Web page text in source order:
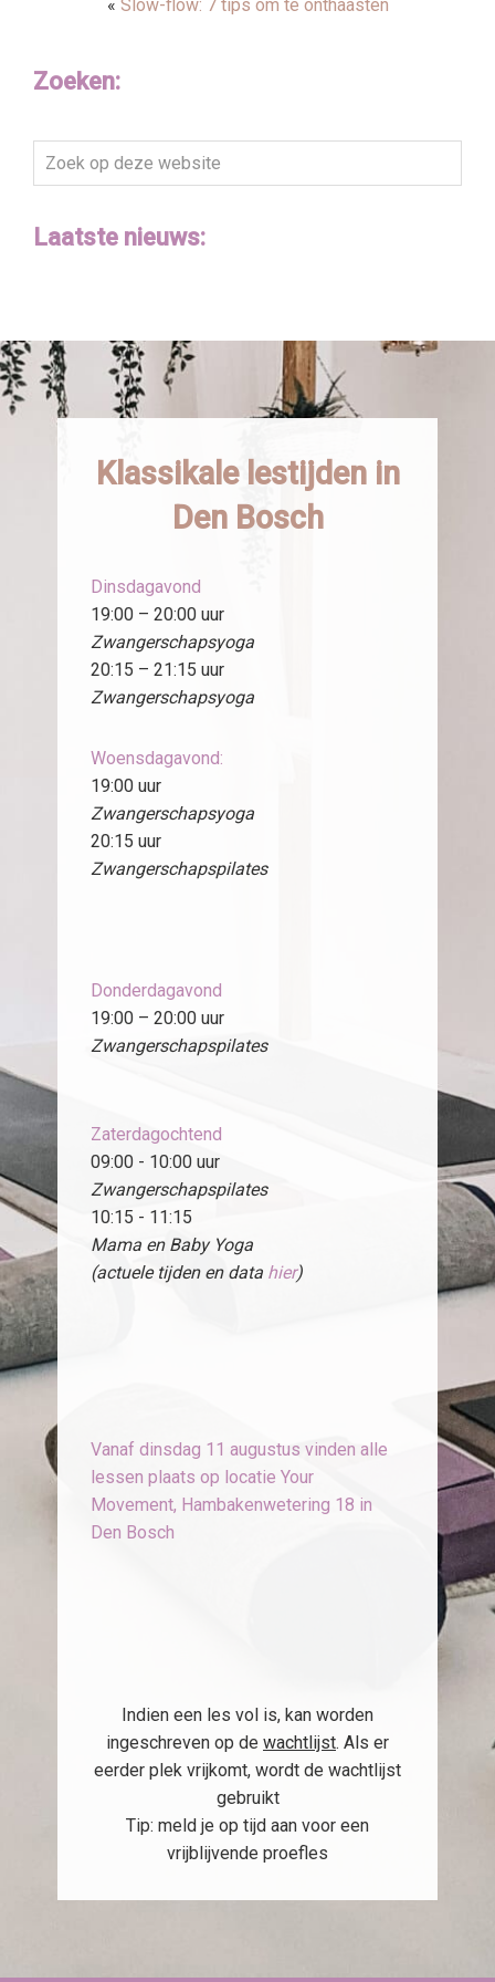
« Slow-flow: 7 tips om te onthaasten
Zoeken:
Zoek
op
website
Laatste nieuws:
Klassikale lestijden in
Den Bosch
Dinsdagavond
19:00 – 20:00 uur
Zwangerschapsyoga
20:15 – 21:15 uur
Zwangerschapsyoga
Woensdagavond:
19:00 uur
Zwangerschapsyoga
20:15 uur
Zwangerschapspilates
Donderdagavond
19:00 – 20:00 uur
Zwangerschapspilates
Zaterdagochtend
09:00 - 10:00 uur
Zwangerschapspilates
10:15 - 11:15
Mama en Baby Yoga
(actuele tijden en data hier)
Vanaf dinsdag 11 augustus vinden alle
lessen plaats op locatie Your
Movement, Hambakenwetering 18 in
Den Bosch
Indien een les vol is, kan worden
ingeschreven op de wachtlijst. Als er
eerder plek vrijkomt, wordt de wachtlijst
gebruikt
Tip: meld je op tijd aan voor een
vrijblijvende proefles